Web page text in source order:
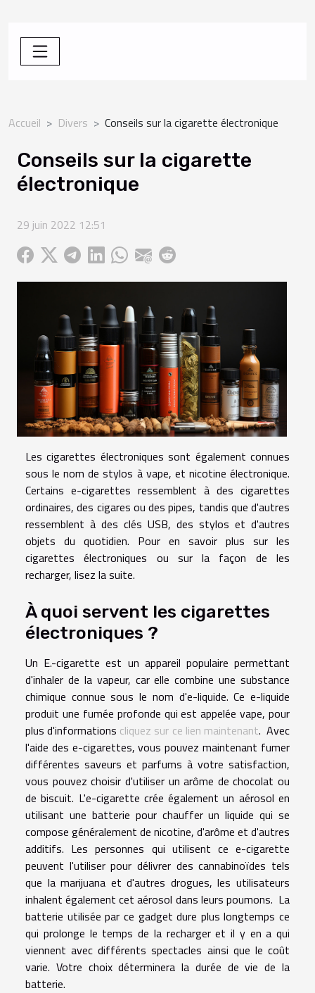
Accueil Divers Conseils sur la cigarette électronique
Conseils sur la cigarette
électronique
29 juin 2022 12:51
Les cigarettes électroniques sont également connues
sous le nom de stylos à vape, et nicotine électronique.
Certains e-cigarettes ressemblent à des cigarettes
ordinaires, des cigares ou des pipes, tandis que d'autres
ressemblent à des clés USB, des stylos et d'autres
objets du quotidien. Pour en savoir plus sur les
cigarettes électroniques ou sur la façon de les
recharger, lisez la suite.
À quoi servent les cigarettes
électroniques ?
Un E.-cigarette est un appareil populaire permettant
d'inhaler de la vapeur, car elle combine une substance
chimique connue sous le nom d'e-liquide. Ce e-liquide
produit une fumée profonde qui est appelée vape, pour
plus d'informations cliquez sur ce lien maintenant. Avec
l'aide des e-cigarettes, vous pouvez maintenant fumer
différentes saveurs et parfums à votre satisfaction,
vous pouvez choisir d'utiliser un arôme de chocolat ou
de biscuit. L'e-cigarette crée également un aérosol en
utilisant une batterie pour chauffer un liquide qui se
compose généralement de nicotine, d'arôme et d'autres
additifs. Les personnes qui utilisent ce e-cigarette
peuvent l'utiliser pour délivrer des cannabinoïdes tels
que la marijuana et d'autres drogues, les utilisateurs
inhalent également cet aérosol dans leurs poumons. La
batterie utilisée par ce gadget dure plus longtemps ce
qui prolonge le temps de la recharger et il y en a qui
viennent avec différents spectacles ainsi que le coût
varie. Votre choix déterminera la durée de vie de la
batterie.